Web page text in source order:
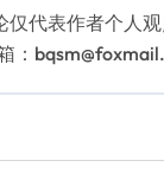
代表作者个人